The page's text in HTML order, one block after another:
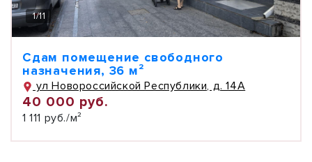
1/11
Сдам помещение свободного
назначения, 36 м²
ул Новороссийской Республики, д. 14А
40 000 руб.
1 111 руб./м²